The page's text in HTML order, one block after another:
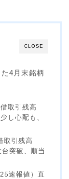
CLOSE
4月末銘柄
取引残高
し心配も、
取引残高
突破、順当
速報値）直